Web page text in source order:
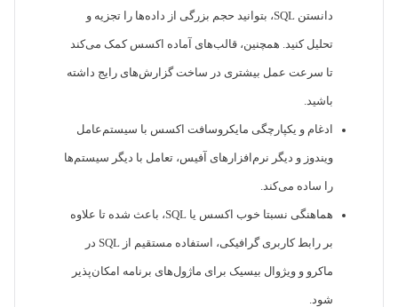
دانستن SQL، بتوانید حجم بزرگی از داده‌ها را تجزیه و
تحلیل کنید. همچنین، قالب‌های آماده اکسس کمک می‌کند
تا سرعت عمل بیشتری در ساخت گزارش‌های رایج داشته
باشید.
ادغام و یکپارچگی مایکروسافت اکسس با سیستم‌عامل
ویندوز و دیگر نرم‌افزارهای آفیس، تعامل با دیگر سیستم‌ها
را ساده می‌کند.
هماهنگی نسبتا خوب اکسس یا SQL، باعث شده تا علاوه
بر رابط کاربری گرافیکی، استفاده مستقیم از SQL در
ماکرو و ویژوال بیسیک برای ماژول‌های برنامه امکان‌پذیر
شود.